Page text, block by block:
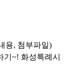
용, 첨부파일)
~! 화성특례시